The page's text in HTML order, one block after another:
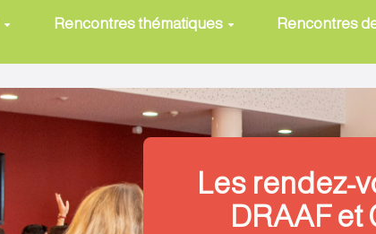
Rencontres thématiques Rencontres
Les rendez-
DRAAF